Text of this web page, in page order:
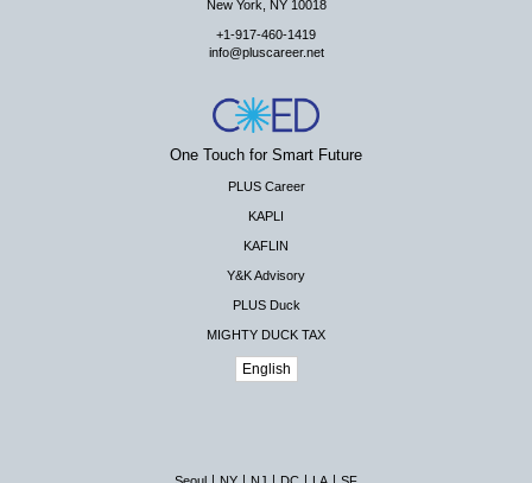
New York, NY 10018
+1-917-460-1419
info@pluscareer.net
One Touch for Smart Future
PLUS Career
KAPLI
KAFLIN
Y&K Advisory
PLUS Duck
MIGHTY DUCK TAX
English